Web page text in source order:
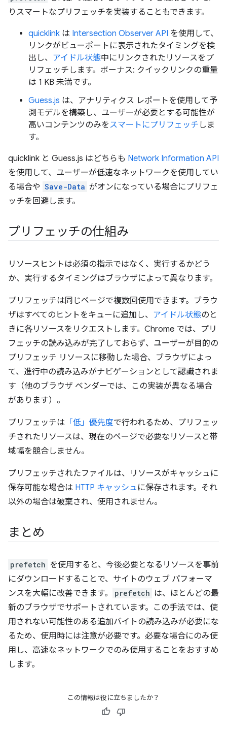
りスマートなプリフェッチを実装することもできます。
quicklink は Intersection Observer API を使用して、
リンクがビューポートに表示されたタイミングを検
出し、 アイドル状態中にリンクされたリソースをプ
リフェッチします。ボーナス: クイックリンクの重量
は 1 KB 未満です。
Guess.js は、アナリティクス レポートを使用して予
測モデルを構築し、ユーザーが必要とする可能性が
高いコンテンツのみをスマートにプリフェッチ しま
す。
quicklink と Guess.js はどちらも Network Information API
を使用して、ユーザーが低速なネットワークを使用してい
る場合や Save-Data がオンになっている場合にプリフェ
ッチを回避します。
プリフェッチの仕組み
リソースヒントは必須の指示ではなく、実行するかどう
か、実行するタイミングはブラウザによって異なります。
プリフェッチは同じページで複数回使用できます。ブラウ
ザはすべてのヒントをキューに追加し、 アイドル状態のと
きに各リソースをリクエストします。Chrome では、プリ
フェッチの読み込みが完了しておらず、ユーザーが目的の
プリフェッチ リソースに移動した場合、ブラウザによっ
て、進行中の読み込みがナビゲーションとして認識されま
す（他のブラウザ ベンダーでは、この実装が異なる場合
があります）。
プリフェッチは 「低」優先度で行われるため、プリフェッ
チされたリソースは、現在のページで必要なリソースと帯
域幅を競合しません。
プリフェッチされたファイルは、リソースがキャッシュに
保存可能な場合は HTTP キャッシュ に保存されます。それ
以外の場合は破棄され、使用されません。
まとめ
prefetch を使用すると、今後必要となるリソースを事前
にダウンロードすることで、サイトのウェブ パフォーマ
ンスを大幅に改善できます。
prefetch は、ほとんどの最
新のブラウザでサポートされています。この手法では、使
用されない可能性のある追加バイトの読み込みが必要にな
るため、使用時には注意が必要です。必要な場合にのみ使
用し、高速なネットワークでのみ使用することをおすすめ
します。
この情報は役に立ちましたか？